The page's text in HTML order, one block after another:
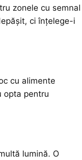
zonele cu semnal
ci înțelege-i
cu alimente
opta pentru
lumină. O